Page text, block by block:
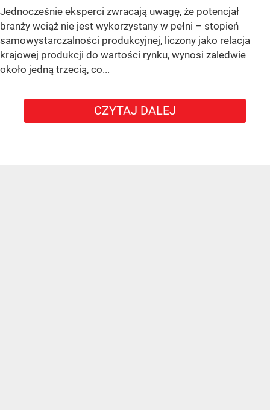
Jednocześnie eksperci zwracają uwagę, że potencjał
branży wciąż nie jest wykorzystany w pełni – stopień
samowystarczalności produkcyjnej, liczony jako relacja
krajowej produkcji do wartości rynku, wynosi zaledwie
około jedną trzecią, co...
CZYTAJ DALEJ